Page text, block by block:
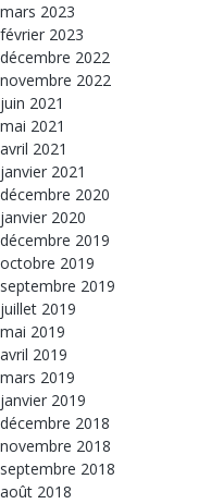
mars 2023
février 2023
décembre 2022
novembre 2022
juin 2021
mai 2021
avril 2021
janvier 2021
décembre 2020
janvier 2020
décembre 2019
octobre 2019
septembre 2019
juillet 2019
mai 2019
avril 2019
mars 2019
janvier 2019
décembre 2018
novembre 2018
septembre 2018
août 2018